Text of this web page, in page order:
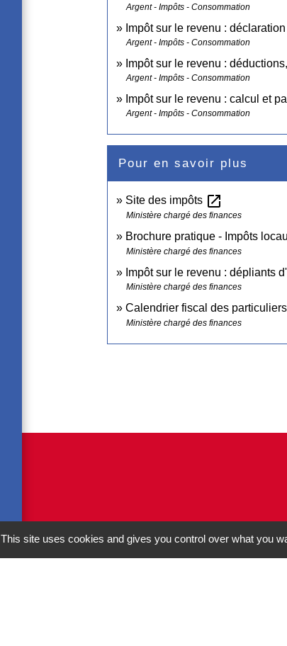
Argent - Impôts - Consommation
Impôt sur le revenu :
Argent - Impôts - Consommation
Impôt sur le revenu :
Argent - Impôts - Consommation
Impôt sur le revenu : calcul et
Argent - Impôts - Consommation
Pour en savoir plus
Site des impôts open_in_new
Ministère chargé des finances
Brochure pratique - Impôts
Ministère chargé des finances
Impôt sur le revenu : dépliants
Ministère chargé des finances
Calendrier fiscal des particuliers
Ministère chargé des finances
This site uses cookies and gives you control over what you